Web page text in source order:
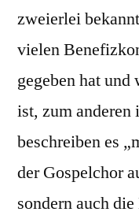
zweierlei
vielen
gegeben hat
ist, zum anderen
beschreiben es
der Gospelchor
sondern auch